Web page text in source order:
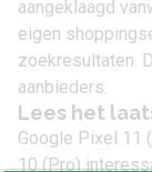
aangeklaagd
eigen
zoekresultaten.
aanbieders.
Lees het
Google Pixel 11
10 (Pro)